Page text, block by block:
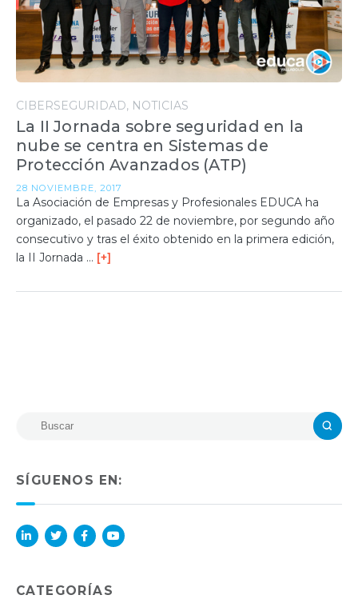
CIBERSEGURIDAD NOTICIAS
La II Jornada sobre seguridad en la
nube se centra en Sistemas de
Protección Avanzados (ATP)
28 NOVIEMBRE, 2017
La Asociación de Empresas y Profesionales EDUCA ha
organizado, el pasado 22 de noviembre, por segundo año
consecutivo y tras el éxito obtenido en la primera edición,
la II Jornada … [+]
SÍGUENOS EN:
in
ok
e
CATEGORÍAS